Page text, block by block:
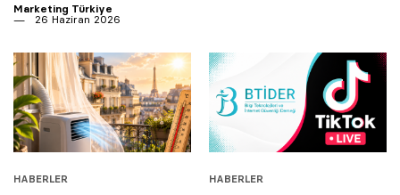
Marketing Türkiye
26 Haziran 2026
HABERLER HABERLER